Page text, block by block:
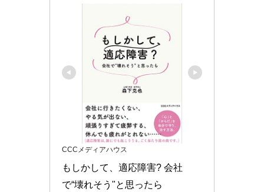
CCCメディアハウス
もしかして、適応障害? 会社
で“壊れそう"と思ったら